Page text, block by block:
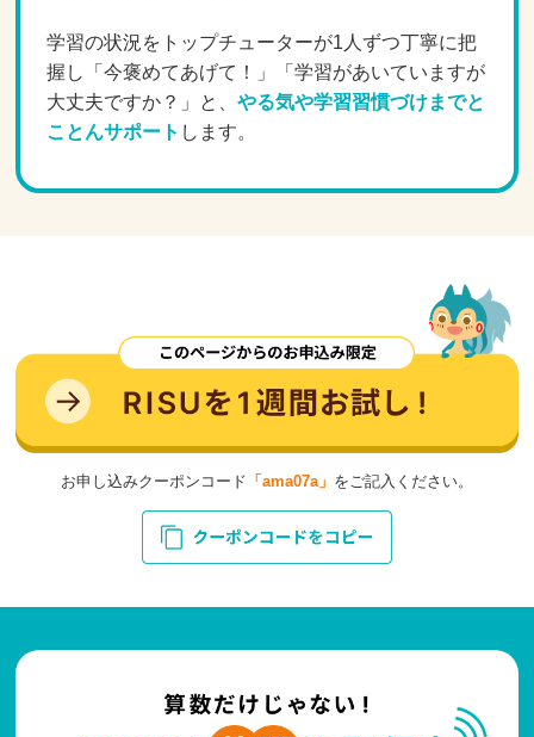
学習の状況をトップチューターが1人ずつ丁寧に把
握し「今褒めてあげて！」「学習があいていますが
大丈夫ですか？」と、やる気や学習習慣づけまでと
ことんサポート します。
お申し込みクーポンコード 「ama07a」 をご記入ください。